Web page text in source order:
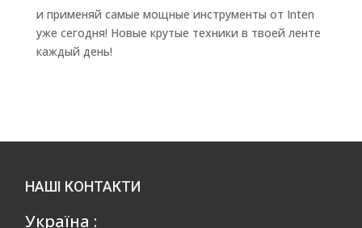
и применяй самые мощные инструменты от Inten
уже сегодня! Новые крутые техники в твоей ленте
каждый день!
НАШІ КОНТАКТИ
Україна :